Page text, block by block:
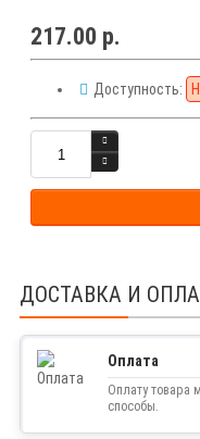
217.00 р.
Доступность:
ДОСТАВКА И
Оплата
Оплату товара
способы.